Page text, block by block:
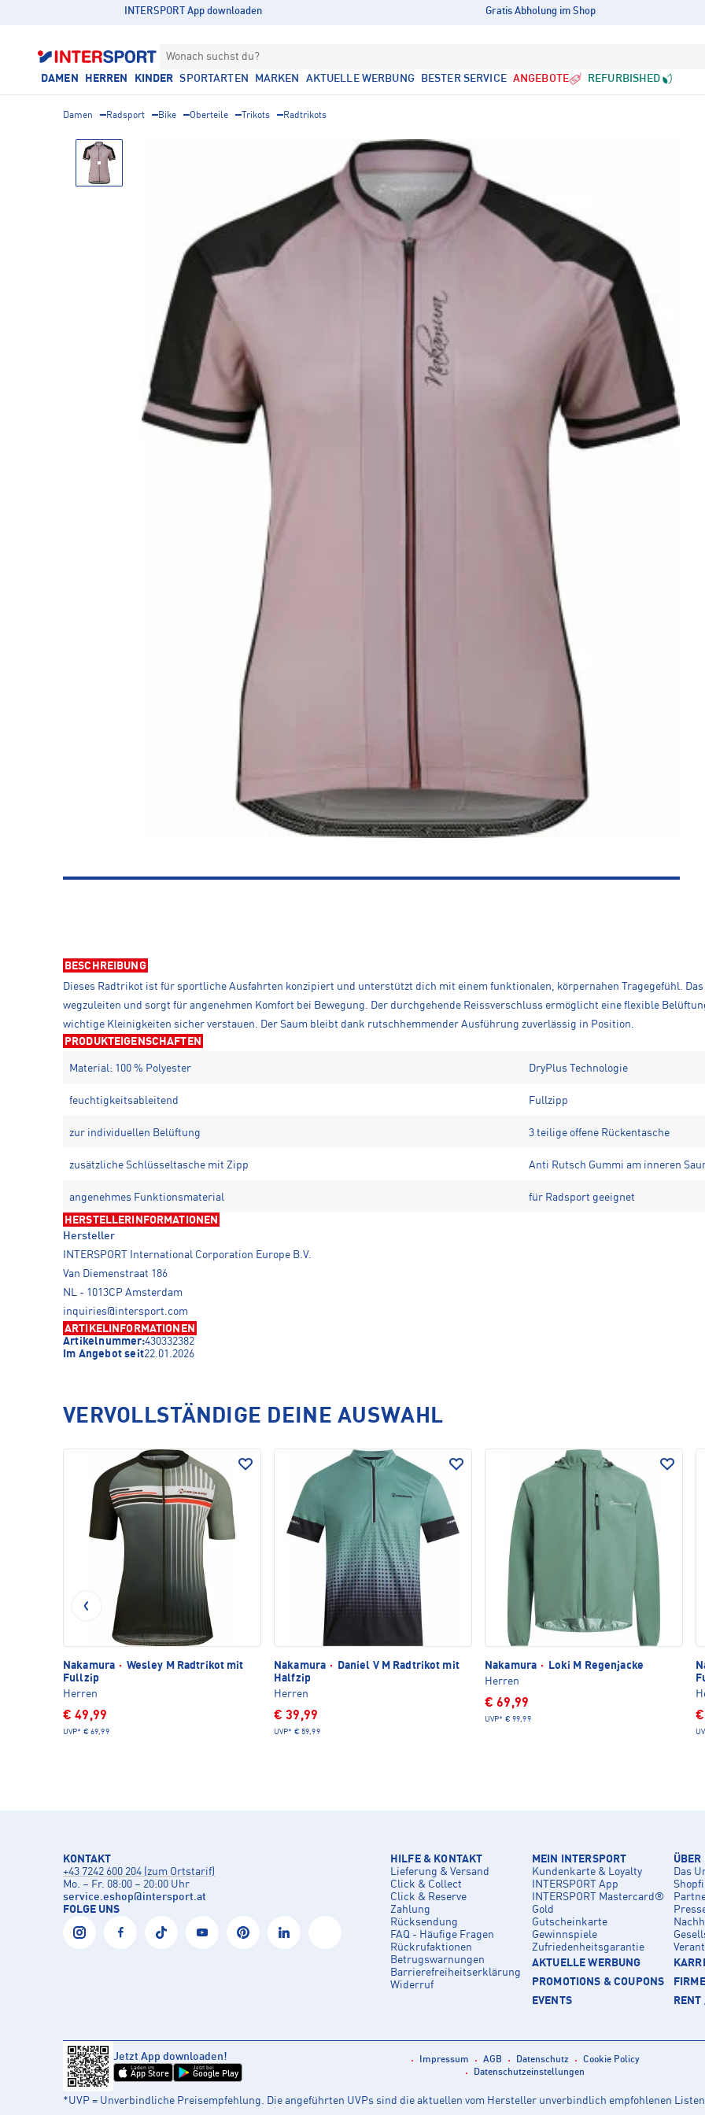
INTERSPORT App downloaden Gratis Abholung im Shop
Wonach suchst du?
DAMEN HERREN KINDER SPORTARTEN MARKEN AKTUELLE WERBUNG BESTER SERVICE ANGEBOTE REFURBISHED
Damen Radsport Bike Oberteile Trikots Radtrikots
BESCHREIBUNG
Dieses Radtrikot ist für sportliche Ausfahrten konzipiert und unterstützt dich mit einem funktionalen, körpernahen Tragegefühl.
wegzuleiten und sorgt für angenehmen Komfort bei Bewegung. Der durchgehende Reissverschluss ermöglicht eine flexible
wichtige Kleinigkeiten sicher verstauen. Der Saum bleibt dank rutschhemmender Ausführung zuverlässig in Position.
PRODUKTEIGENSCHAFTEN
Material: 100 % Polyester DryPlus Technologie
feuchtigkeitsableitend Fullzipp
zur individuellen Belüftung 3 teilige offene Rückentasche
zusätzliche Schlüsseltasche mit Zipp Anti Rutsch Gummi am inneren
angenehmes Funktionsmaterial für Radsport geeignet
HERSTELLERINFORMATIONEN
Hersteller
INTERSPORT International Corporation Europe B.V.
Van Diemenstraat 186
NL - 1013CP Amsterdam
inquiries@intersport.com
ARTIKELINFORMATIONEN
Artikelnummer:430332382
Im Angebot seit22.01.2026
VERVOLLSTÄNDIGE DEINE AUSWAHL
Nakamura · Wesley M Radtrikot mit
Fullzip
Herren
€ 49,99
UVP* € 69,99
Nakamura ·
Daniel V M Radtrikot mit
Halfzip
Herren
€ 39,99
UVP* € 59,99
Nakamura ·
Loki M Regenjacke
Herren
€ 69,99
UVP* € 99,99 €
KONTAKT
+43 7242 600 204 (zum Ortstarif)
Mo. – Fr. 08:00 – 20:00 Uhr
service.eshop@intersport.at
FOLGE UNS
HILFE & KONTAKT
Lieferung & Versand
Click & Collect
Click & Reserve
Zahlung
Rücksendung
FAQ - Häufige Fragen
Rückrufaktionen
Betrugswarnungen
Barrierefreiheitserklärung
Widerruf
MEIN INTERSPORT
Kundenkarte & Loyalty
INTERSPORT App
INTERSPORT Mastercard®
Gold
Gutscheinkarte
Gewinnspiele
Zufriedenheitsgarantie
AKTUELLE WERBUNG
PROMOTIONS & COUPONS
EVENTS
ÜBER
Das
RENT
Jetzt App downloaden!
Laden im
App Store
Jetzt bei
Google Play
Impressum AGB Datenschutz
Cookie Policy
Datenschutzeinstellungen
*UVP = Unverbindliche Preisempfehlung. Die angeführten UVPs sind die aktuellen vom Hersteller unverbindlich empfohlenen